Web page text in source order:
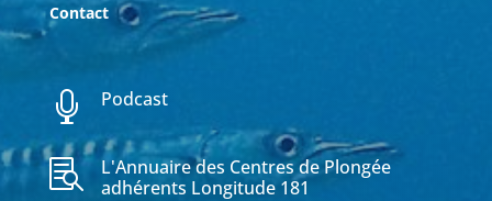
Contact
 Podcast

L'Annuaire des Centres de Plongée
adhérents Longitude 181